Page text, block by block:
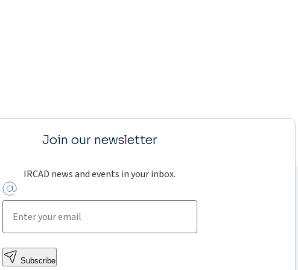
Join our newsletter
IRCAD news and events in your inbox.
Subscribe